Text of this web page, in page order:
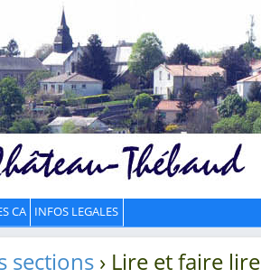
CA INFOS LEGALES
sections› Lire et faire lire